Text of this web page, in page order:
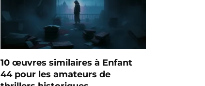
10 œuvres similaires à Enfant
44 pour les amateurs de